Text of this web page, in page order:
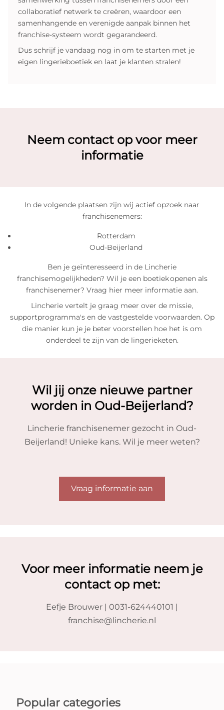
collaboratief netwerk te creëren, waardoor een
samenhangende en verenigde aanpak binnen het
franchise-systeem wordt gegarandeerd.
Dus schrijf je vandaag nog in om te starten met je
eigen lingerieboetiek en laat je klanten stralen!
Neem contact op voor meer
informatie
In de volgende plaatsen zijn wij actief opzoek naar
franchisenemers:
Rotterdam
Oud-Beijerland
Ben je geïnteresseerd in de Lincherie
franchisemogelijkheden? Wil je een boetiek openen als
franchisenemer? Vraag hier meer informatie aan.
Lincherie vertelt je graag meer over de missie,
supportprogramma's en de vastgestelde voorwaarden. Op
die manier kun je je beter voorstellen hoe het is om
onderdeel te zijn van de lingerieketen.
Wil jij onze nieuwe partner
worden in Oud-Beijerland?
Lincherie franchisenemer gezocht in Oud-
Beijerland! Unieke kans. Wil je meer weten?
Vraag informatie aan
Voor meer informatie neem je
contact op met:
Eefje Brouwer | 0031-624440101 |
franchise@lincherie.nl
Popular categories